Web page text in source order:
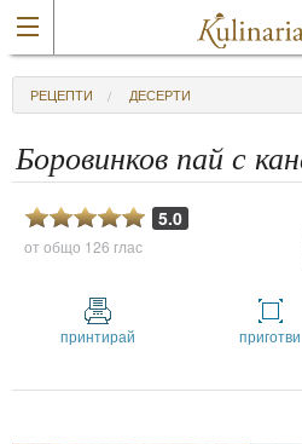
РЕЦЕПТИ ДЕСЕРТИ
Боровинков пай с
5.0
от общо 126 глас
принтирай приготви